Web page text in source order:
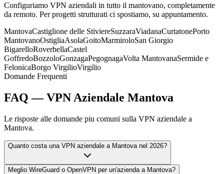
Configuriamo VPN aziendali in tutto il mantovano, completamente
da remoto. Per progetti strutturati ci spostiamo, su appuntamento.
MantovaCastiglione delle StiviereSuzzaraViadanaCurtatonePorto
MantovanoOstigliaAsolaGoitoMarmiroloSan Giorgio
BigarelloRoverbellaCastel
GoffredoBozzoloGonzagaPegognagaVolta MantovanaSermide e
FelonicaBorgo VirgilioVirgilio
Domande Frequenti
FAQ — VPN Aziendale Mantova
Le risposte alle domande piu comuni sulla VPN aziendale a
Mantova.
Quanto costa una VPN aziendale a Mantova nel 2026?
Meglio WireGuard o OpenVPN per un'azienda a Mantova?